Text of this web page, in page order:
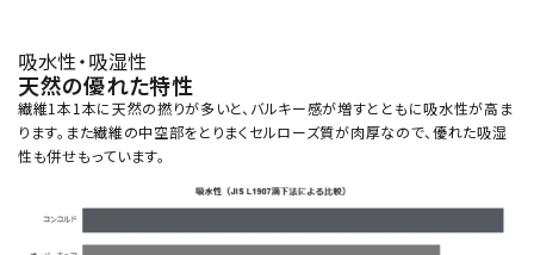
吸水性・吸湿性
天然の優れた特性
繊維1本1本に天然の撚りが多いと、バルキー感が増すとともに吸水性が高ま
ります。また繊維の中空部をとりまくセルローズ質が肉厚なので、優れた吸湿
性も併せもっています。